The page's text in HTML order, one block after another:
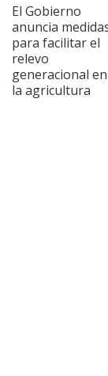
El Gobierno
anuncia
para facilitar el
relevo
generacional en
la agricultura